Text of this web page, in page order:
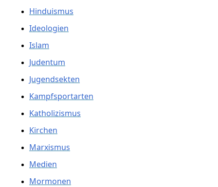
Hinduismus
Ideologien
Islam
Judentum
Jugendsekten
Kampfsportarten
Katholizismus
Kirchen
Marxismus
Medien
Mormonen